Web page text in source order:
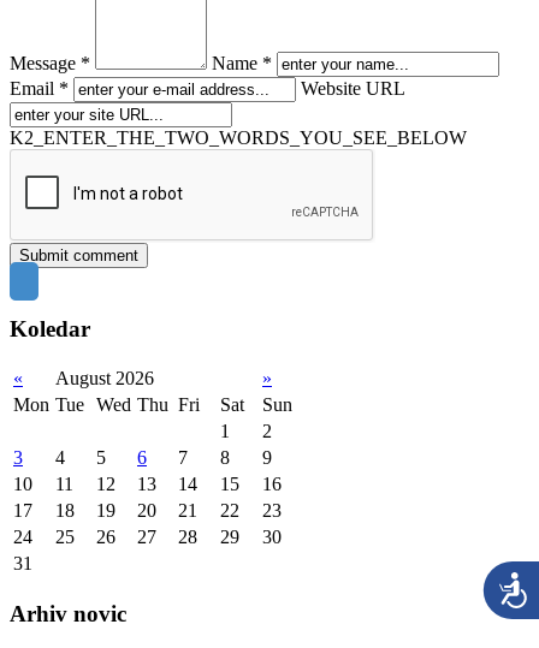
Message *
Name *
Email *
Website URL
K2_ENTER_THE_TWO_WORDS_YOU_SEE_BELOW
Koledar
« August 2026
»
Mon Tue Wed Thu Fri Sat
Sun
1
2
3
4 5 6 7 8
9
10
11 12 13 14 15
16
17
18 19 20 21 22
23
24
25 26 27 28 29
30
31
Arhiv novic